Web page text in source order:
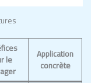
le Application
concrète